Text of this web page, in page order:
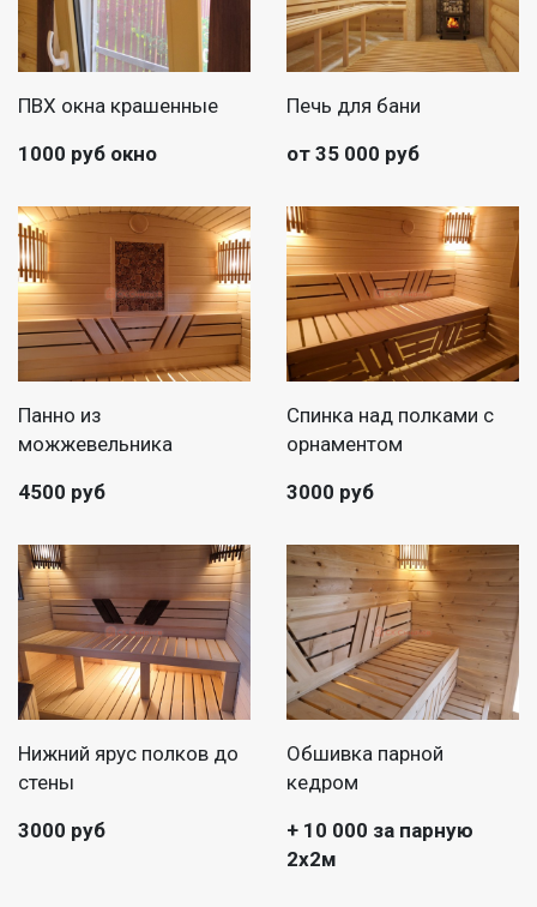
ПВХ окна крашенные
1000 руб окно
Печь для бани
от 35 000 руб
Панно из
можжевельника
4500 руб
Спинка над полками с
орнаментом
3000 руб
Нижний ярус полков до
стены
3000 руб
Обшивка парной
кедром
+ 10 000 за парную
2х2м